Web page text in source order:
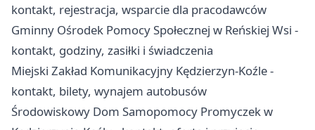
kontakt, rejestracja, wsparcie dla pracodawców
Gminny Ośrodek Pomocy Społecznej w Reńskiej Wsi -
kontakt, godziny, zasiłki i świadczenia
Miejski Zakład Komunikacyjny Kędzierzyn-Koźle -
kontakt, bilety, wynajem autobusów
Środowiskowy Dom Samopomocy Promyczek w